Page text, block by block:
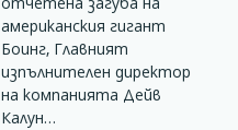
американския гигант
Боинг, Главният
изпълнителен директор
на компанията Дейв
Калун…